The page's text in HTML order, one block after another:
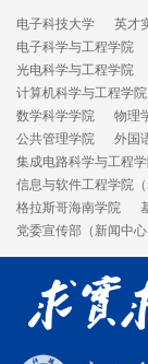
电子科技大学 英才
电子科学与工程学院
光电科学与工程学院
计算机科学与工程学
数学科学学院
物理
公共管理学院
外国
集成电路科学与工程
信息与软件工程学院（
格拉斯哥海南学院
党委宣传部（新闻中心